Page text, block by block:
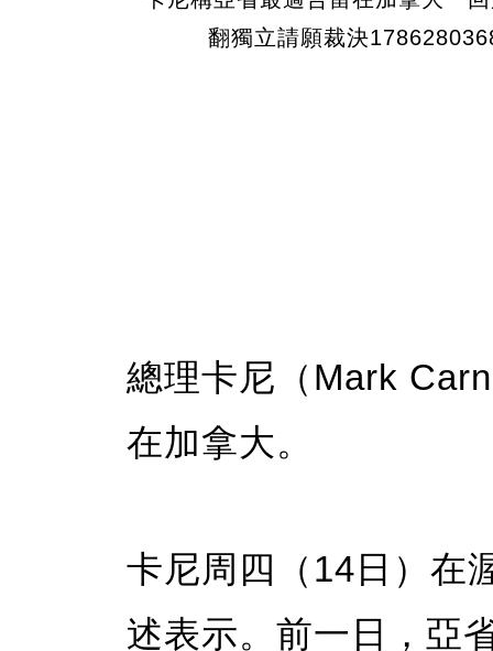
總理卡尼（Mark
在加拿大。
卡尼周四（14日）在
述表示。前一日，亞